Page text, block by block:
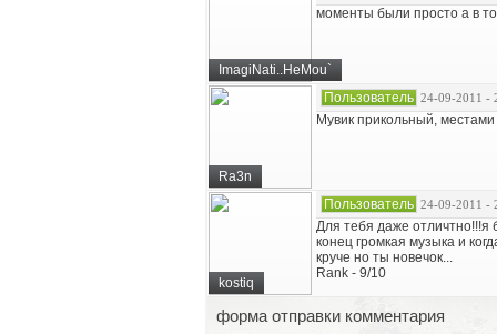
ImagiNati..HeMou`
моменты были просто а в
Ra3n
Пользователь 24-09-2011 -
Мувик прикольный,
kostiq
Пользователь 24-09-2011 -
Для тебя даже отличтно!!!я
конец громкая музыка и
круче но ты новечок...
Rank - 9/10
форма отправки комментария